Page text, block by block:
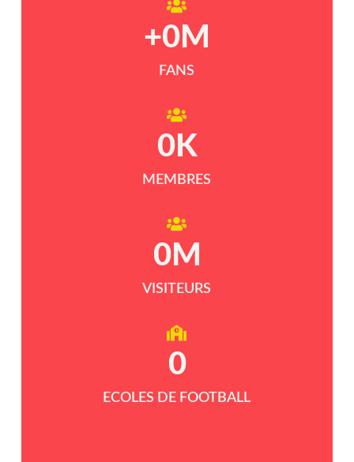
FANS
+0 M
MEMBRES
0K
VISITEURS
0M
ECOLES DE FOOTBALL
0